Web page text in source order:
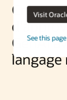
Visit
See this
GenAI
langage